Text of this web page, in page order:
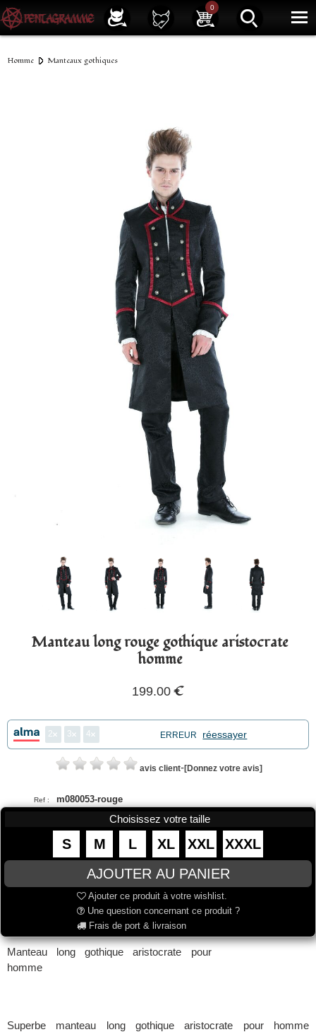
0
Service client 01 40 39 07 94
Newsletter | | Facebook | Instagram
|
Homme Manteaux gothiques
Manteau long rouge gothique aristocrate
homme
199.00 €
2 3 4 ERREUR réessayer
avis client-[Donnez votre avis]
Ref : m080053-rouge
Choisissez votre taille
S M L XL XXL XXXL
Ajouter ce produit à votre wishlist.
Une question concernant ce produit ?
Frais de port & livraison
Manteau long gothique aristocrate pour
homme
Superbe manteau long gothique aristocrate pour homme